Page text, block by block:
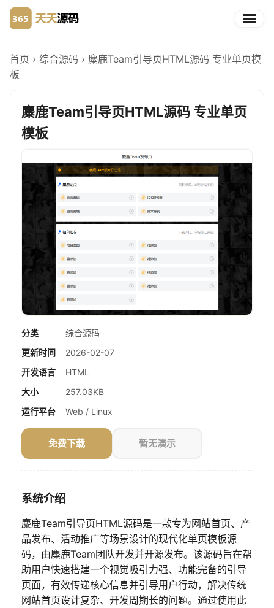
首页 › 综合源码 › 麋鹿Team引导页HTML源码 专业单页模
板
麋鹿Team引导页HTML源码 专业单页
模板
分类
综合源码
更新时间
2026-02-07
开发语言
HTML
大小
257.03KB
运行平台
Web / Linux
免费下载 暂无演示
系统介绍
麋鹿Team引导页HTML源码是一款专为网站首页、产
品发布、活动推广等场景设计的现代化单页模板源
码，由麋鹿Team团队开发并开源发布。该源码旨在帮
助用户快速搭建一个视觉吸引力强、功能完备的引导
页面，有效传递核心信息并引导用户行动，解决传统
网站首页设计复杂、开发周期长的问题。通过使用此